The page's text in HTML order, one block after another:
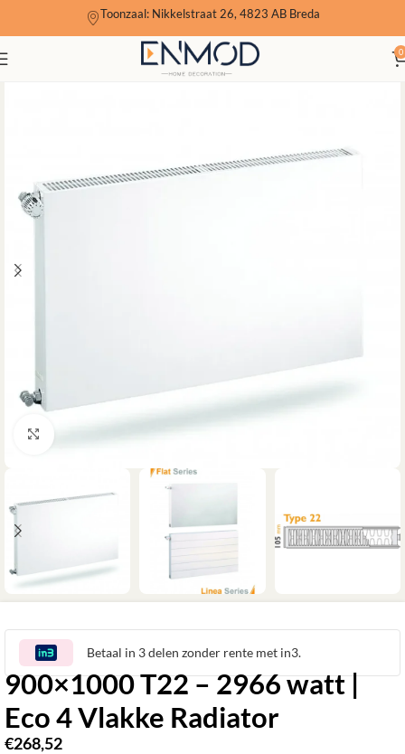
Toonzaal: Nikkelstraat 26, 4823 AB Breda
0
Klik om te vergroten
Betaal in 3 delen zonder rente met in3.
900×1000 T22 – 2966 watt |
Eco 4 Vlakke Radiator
€268,52